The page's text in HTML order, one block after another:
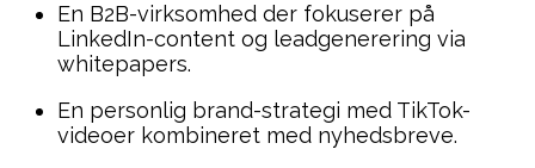
En B2B-virksomhed der fokuserer på
LinkedIn-content og leadgenerering via
whitepapers.
En personlig brand-strategi med TikTok-
videoer kombineret med nyhedsbreve.